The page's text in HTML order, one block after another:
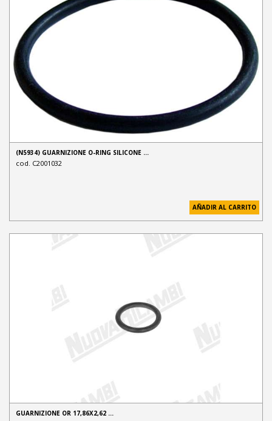
(N5934) GUARNIZIONE O-RING SILICONE …
cod. C2001032
AÑADIR AL CARRITO
GUARNIZIONE OR 17,86X2,62 …